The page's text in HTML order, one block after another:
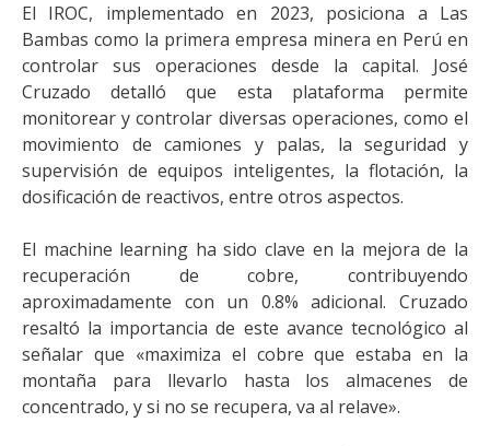
El IROC, implementado en 2023, posiciona a Las
Bambas como la primera empresa minera en Perú en
controlar sus operaciones desde la capital. José
Cruzado detalló que esta plataforma permite
monitorear y controlar diversas operaciones, como el
movimiento de camiones y palas, la seguridad y
supervisión de equipos inteligentes, la flotación, la
dosificación de reactivos, entre otros aspectos.
El machine learning ha sido clave en la mejora de la
recuperación de cobre, contribuyendo
aproximadamente con un 0.8% adicional. Cruzado
resaltó la importancia de este avance tecnológico al
señalar que «maximiza el cobre que estaba en la
montaña para llevarlo hasta los almacenes de
concentrado, y si no se recupera, va al relave».